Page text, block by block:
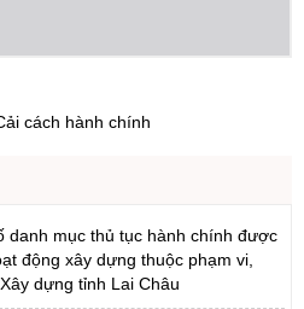
cách hành chính
danh mục thủ tục hành chính được
động xây dựng thuộc phạm vi,
dựng tỉnh Lai Châu